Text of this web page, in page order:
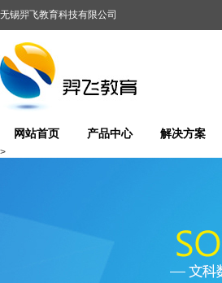
无锡羿飞教育科技有限公司
网站首页 产品中心 解决方案
>